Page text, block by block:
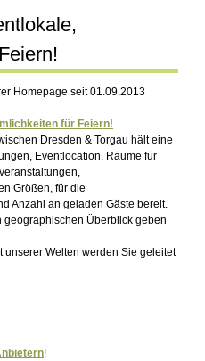
Homepage seit 01.09.2013
für Feiern!
Dresden & Torgau hält eine
Eventlocation, Räume für
Größen, für die
Anzahl an geladen Gäste bereit.
Überblick geben
Welten werden Sie geleitet
!